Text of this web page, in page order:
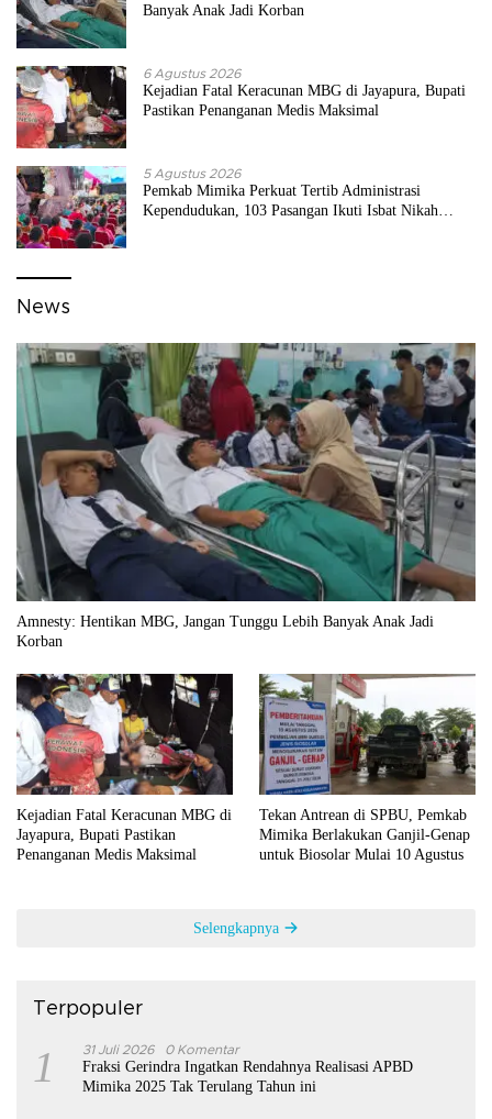
Banyak Anak Jadi Korban
6 Agustus 2026
Kejadian Fatal Keracunan MBG di Jayapura, Bupati
Pastikan Penanganan Medis Maksimal
5 Agustus 2026
Pemkab Mimika Perkuat Tertib Administrasi
Kependudukan, 103 Pasangan Ikuti Isbat Nikah
News
Amnesty: Hentikan MBG, Jangan Tunggu Lebih Banyak Anak Jadi
Korban
Kejadian Fatal Keracunan MBG di
Jayapura, Bupati Pastikan
Penanganan Medis Maksimal
Tekan Antrean di SPBU, Pemkab
Mimika Berlakukan Ganjil-Genap
untuk Biosolar Mulai 10 Agustus
Selengkapnya
Terpopuler
1 31 Juli 2026 0 Komentar
Fraksi Gerindra Ingatkan Rendahnya Realisasi APBD
Mimika 2025 Tak Terulang Tahun ini